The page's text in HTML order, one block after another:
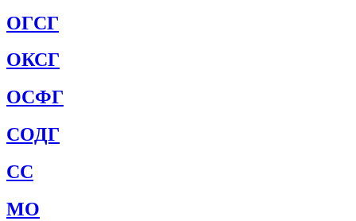
ОГСГ
ОКСГ
ОСФГ
СОДГ
СС
МО